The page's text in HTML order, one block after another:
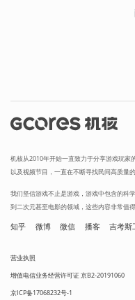
机核从2010年开始一直致力于分享游戏玩家
以及视频节目，一直在不断寻找民间高质量的
我们坚信游戏不止是游戏，游戏中包含的科
到二次元甚至电影的领域，这些内容非常值
知乎 微博 微信 播客 吉考斯
营业执照
增值电信业务经营许可证 京B2-20191060
京ICP备17068232号-1